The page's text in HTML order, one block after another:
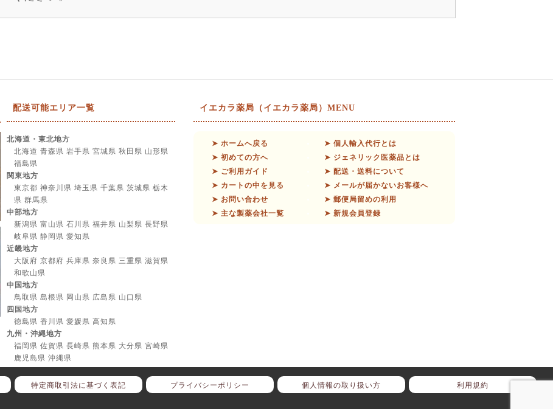
配送可能エリア一覧
北海道・東北地方
北海道 青森県 岩手県 宮城県 秋田県 山形県
福島県
関東地方
東京都 神奈川県 埼玉県 千葉県 茨城県 栃木
県 群馬県
中部地方
新潟県 富山県 石川県 福井県 山梨県 長野県
岐阜県 静岡県 愛知県
近畿地方
大阪府 京都府 兵庫県 奈良県 三重県 滋賀県
和歌山県
中国地方
鳥取県 島根県 岡山県 広島県 山口県
四国地方
徳島県 香川県 愛媛県 高知県
九州・沖縄地方
福岡県 佐賀県 長崎県 熊本県 大分県 宮崎県
鹿児島県 沖縄県
イエカラ薬局（イエカラ薬局）MENU
➤ ホームへ戻る
➤ 初めての方へ
➤ ご利用ガイド
➤ カートの中を見る
➤ お問い合わせ
➤ 主な製薬会社一覧
➤ 個人輸入代行とは
➤ ジェネリック医薬品とは
➤ 配送・送料について
➤ メールが届かないお客様へ
➤ 郵便局留めの利用
➤ 新規会員登録
特定商取引法に基づく表記 プライバシーポリシー 個人情報の取り扱い方 利用規約